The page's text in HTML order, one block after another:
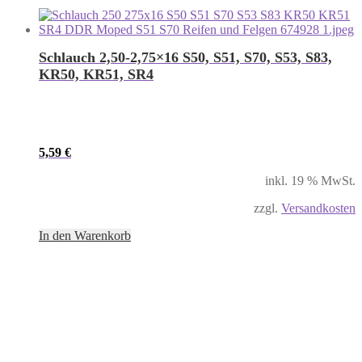
Schlauch 2,50-2,75×16 S50, S51, S70, S53, S83,
KR50, KR51, SR4
5,59 €
inkl. 19 % MwSt.
zzgl. Versandkosten
In den Warenkorb